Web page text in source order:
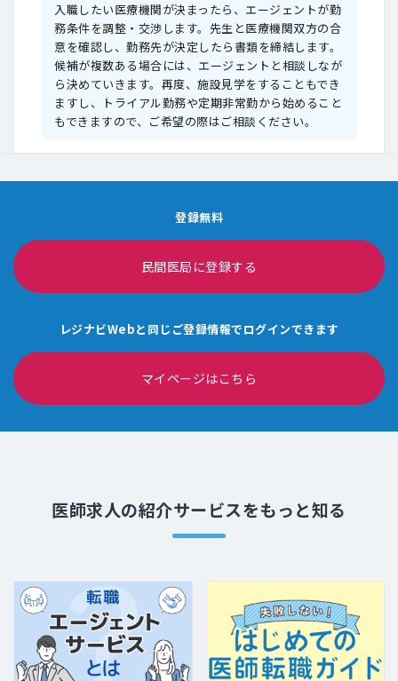
入職したい医療機関が決まったら、エージェントが勤
務条件を調整・交渉します。先生と医療機関双方の合
意を確認し、勤務先が決定したら書類を締結します。
候補が複数ある場合には、エージェントと相談しなが
ら決めていきます。再度、施設見学をすることもでき
ますし、トライアル勤務や定期非常勤から始めること
もできますので、ご希望の際はご相談ください。
登録無料
民間医局に登録する
レジナビWebと同じご登録情報でログインできます
マイページはこちら
医師求人の紹介サービスをもっと知る